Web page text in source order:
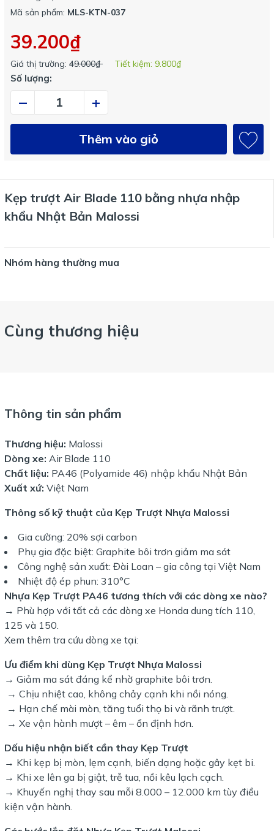
Mã sản phẩm: MLS-KTN-037
39.200₫
Giá thị trường: 49.000₫ Tiết kiệm: 9.800₫
Số lượng:
– +
Thêm vào giỏ
Kẹp trượt Air Blade 110 bằng nhựa nhập
khẩu Nhật Bản Malossi
Nhóm hàng thường mua
Cùng thương hiệu
Thông tin sản phẩm
Thương hiệu: Malossi
Dòng xe: Air Blade 110
Chất liệu: PA46 (Polyamide 46) nhập khẩu Nhật Bản
Xuất xứ: Việt Nam
Thông số kỹ thuật của Kẹp Trượt Nhựa Malossi
Gia cường: 20% sợi carbon
Phụ gia đặc biệt: Graphite bôi trơn giảm ma sát
Công nghệ sản xuất: Đài Loan – gia công tại Việt Nam
Nhiệt độ ép phun: 310°C
Nhựa Kẹp Trượt PA46 tương thích với các dòng xe nào?
→ Phù hợp với tất cả các dòng xe Honda dung tích 110,
125 và 150.
Xem thêm tra cứu dòng xe tại:
Ưu điểm khi dùng Kẹp Trượt Nhựa Malossi
→ Giảm ma sát đáng kể nhờ graphite bôi trơn.
→ Chịu nhiệt cao, không chảy cạnh khi nồi nóng.
→ Hạn chế mài mòn, tăng tuổi thọ bi và rãnh trượt.
→ Xe vận hành mượt – êm – ổn định hơn.
Dấu hiệu nhận biết cần thay Kẹp Trượt
→ Khi kẹp bị mòn, lẹm cạnh, biến dạng hoặc gây kẹt bi.
→ Khi xe lên ga bị giật, trễ tua, nồi kêu lạch cạch.
→ Khuyến nghị thay sau mỗi 8.000 – 12.000 km tùy điều
kiện vận hành.